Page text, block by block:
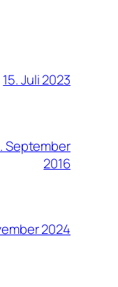
15. Juli 2023
September
2016
2024